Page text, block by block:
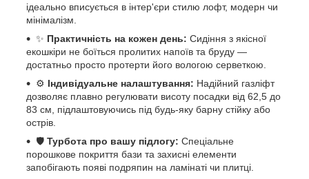
ідеально вписується в інтер'єри стилю лофт, модерн чи
мінімалізм.
✨ Практичність на кожен день: Сидіння з якісної
екошкіри не боїться пролитих напоїв та бруду —
достатньо просто протерти його вологою серветкою.
⚙️ Індивідуальне налаштування: Надійний газліфт
дозволяє плавно регулювати висоту посадки від 62,5 до
83 см, підлаштовуючись під будь-яку барну стійку або
острів.
🛡️ Турбота про вашу підлогу: Спеціальне
порошкове покриття бази та захисні елементи
запобігають появі подряпин на ламінаті чи плитці.